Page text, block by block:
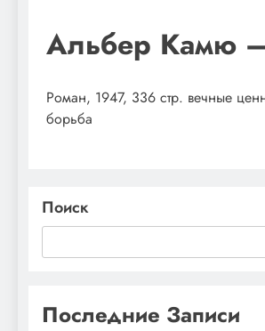
Альбер Камю
Роман, 1947, 336 стр. вечные
борьба
Поиск
Последние Записи